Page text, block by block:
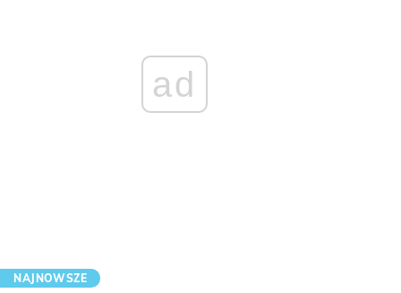
ad
NAJNOWSZE